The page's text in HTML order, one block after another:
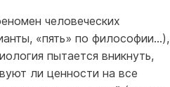
человеческих
«пять» по философии…),
пытается вникнуть,
ли ценности на все